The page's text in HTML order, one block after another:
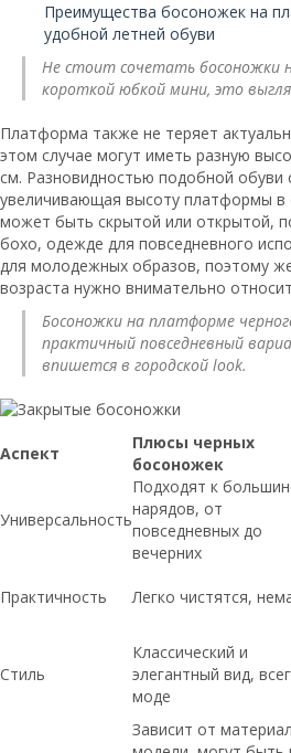
Преимущества босоножек на
удобной летней обуви
Не стоит сочетать босоножки
короткой юбкой мини, это
Платформа также не теряет
этом случае могут иметь разную
см. Разновидностью подобной обуви
увеличивающая высоту платформы в
может быть скрытой или открытой,
бохо, одежде для повседневного
для молодежных образов, поэтому
возраста нужно внимательно
Босоножки на платформе
практичный повседневный
впишется в городской look.
Аспект
Плюсы черных
босоножек
Универсальность
Подходят к
нарядов, от
повседневных до
вечерних
Практичность Легко чистятся,
Стиль
Классический и
элегантный вид,
моде
Зависит от